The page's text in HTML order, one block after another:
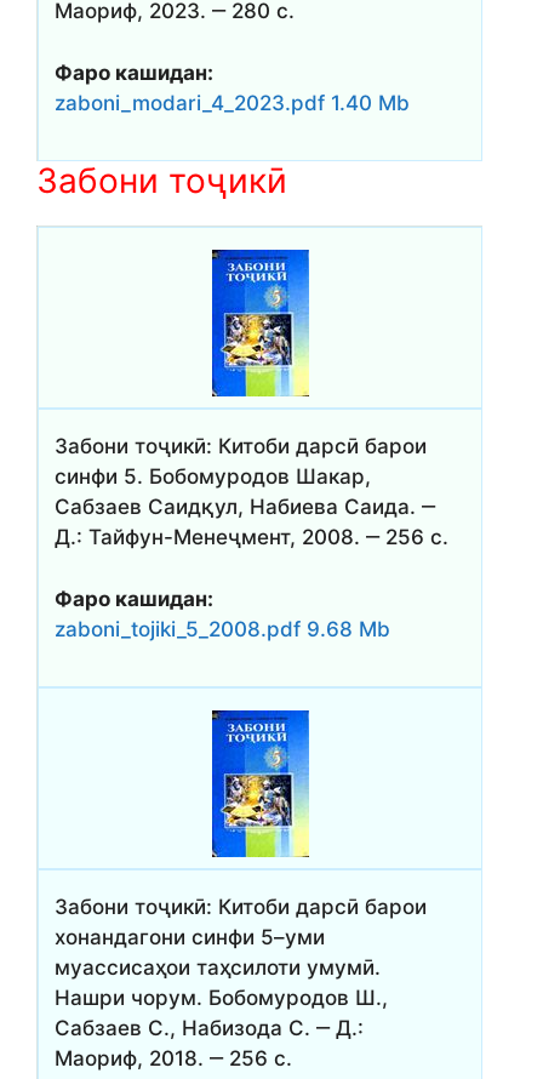
Маориф, 2023. ‒ 280 с.
Фаро кашидан:
zaboni_modari_4_2023.pdf 1.40 Mb
Забони тоҷикӣ
Забони тоҷикӣ: Китоби дарсӣ барои
синфи 5. Бобомуродов Шакар,
Сабзаев Саидқул, Набиева Саида. ‒
Д.: Тайфун-Менеҷмент, 2008. ‒ 256 с.
Фаро кашидан:
zaboni_tojiki_5_2008.pdf 9.68 Mb
Забони тоҷикӣ: Китоби дарсӣ барои
хонандагони синфи 5–уми
муассисаҳои таҳсилоти умумӣ.
Нашри чорум. Бобомуродов Ш.,
Сабзаев С., Набизода С. ‒ Д.:
Маориф, 2018. ‒ 256 с.